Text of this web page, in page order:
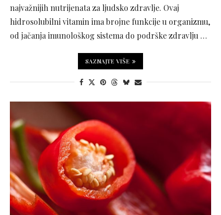
najvažnijih nutrijenata za ljudsko zdravlje. Ovaj
hidrosolubilni vitamin ima brojne funkcije u organizmu,
od jačanja imunološkog sistema do podrške zdravlju …
SAZNAJTE VIŠE